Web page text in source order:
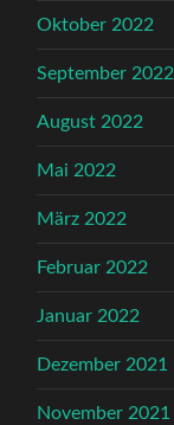
Oktober 2022
September 2022
August 2022
Mai 2022
März 2022
Februar 2022
Januar 2022
Dezember 2021
November 2021